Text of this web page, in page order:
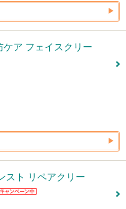
ケア フェイスクリー
スト リペアクリー